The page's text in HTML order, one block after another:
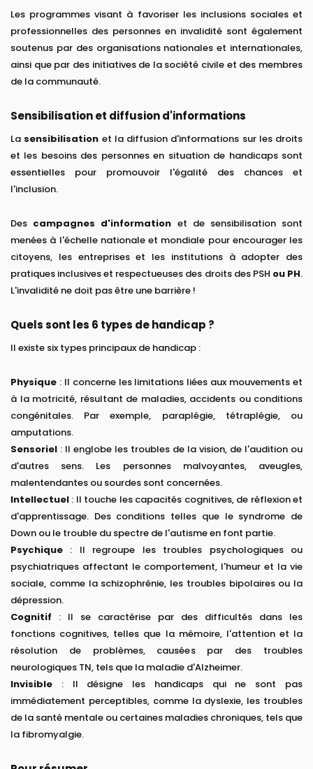
Les programmes visant à favoriser les inclusions sociales et
professionnelles des personnes en invalidité sont également
soutenus par des organisations nationales et internationales,
ainsi que par des initiatives de la société civile et des membres
de la communauté.
Sensibilisation et diffusion d'informations
La sensibilisation et la diffusion d'informations sur les droits
et les besoins des personnes en situation de handicaps sont
essentielles pour promouvoir l'égalité des chances et
l'inclusion.
Des campagnes d'information et de sensibilisation sont
menées à l'échelle nationale et mondiale pour encourager les
citoyens, les entreprises et les institutions à adopter des
pratiques inclusives et respectueuses des droits des PSH ou PH.
L'invalidité ne doit pas être une barrière !
Quels sont les 6 types de handicap ?
Il existe six types principaux de handicap :
Physique : Il concerne les limitations liées aux mouvements et
à la motricité, résultant de maladies, accidents ou conditions
congénitales. Par exemple, paraplégie, tétraplégie, ou
amputations.
Sensoriel : Il englobe les troubles de la vision, de l'audition ou
d'autres sens. Les personnes malvoyantes, aveugles,
malentendantes ou sourdes sont concernées.
Intellectuel : Il touche les capacités cognitives, de réflexion et
d'apprentissage. Des conditions telles que le syndrome de
Down ou le trouble du spectre de l'autisme en font partie.
Psychique : Il regroupe les troubles psychologiques ou
psychiatriques affectant le comportement, l'humeur et la vie
sociale, comme la schizophrénie, les troubles bipolaires ou la
dépression.
Cognitif : Il se caractérise par des difficultés dans les
fonctions cognitives, telles que la mémoire, l'attention et la
résolution de problèmes, causées par des troubles
neurologiques TN, tels que la maladie d'Alzheimer.
Invisible : Il désigne les handicaps qui ne sont pas
immédiatement perceptibles, comme la dyslexie, les troubles
de la santé mentale ou certaines maladies chroniques, tels que
la fibromyalgie.